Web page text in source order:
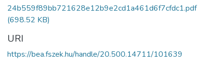
24b559f89bb721628e12b9e2cd1a461d6f7cfdc1.pdf
(698.52 KB)
URI
https://bea.fszek.hu/handle/20.500.14711/101639